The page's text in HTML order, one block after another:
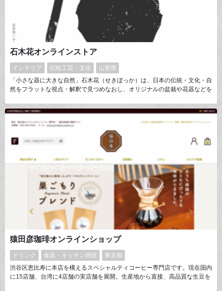
石木花オンラインストア
インテリア 伝統工芸・文化
山形県
「小さな器に大きな自然」石木花（せきぼっか）は、日本の伝統・文化・自
然をフラットな視点・解釈で見つめなおし、オリジナルの盆栽や花器などを
作。常に個性を大切に、真摯なモノづくりを行っています。オンラインスト
アではそれら自社商品を中心に販売。
猿田彦珈琲オンラインショップ
ドリンク 食器・キッチン雑貨
東京都
渋谷区恵比寿に本店を構えるスペシャルティコーヒー専門店です。現在国内
に15店舗、台湾に4店舗の実店舗を展開。生産地から直接、高品質な生豆を